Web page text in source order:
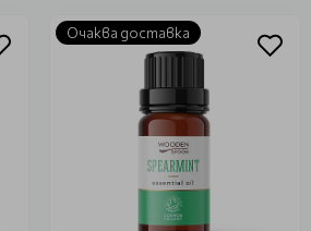
Очаква доставка